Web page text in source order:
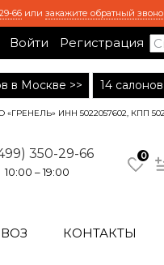
66 или закажите обратный
Войти Регистрация
в Москве >> 14
«ГРЕНЕЛЬ» ИНН 5022057602, КПП
350-29-66
10:00 – 19:00
0
КОНТАКТЫ